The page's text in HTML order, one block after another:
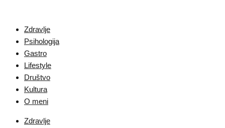
Zdravlje
Psihologija
Gastro
Lifestyle
Društvo
Kultura
O meni
Zdravlje